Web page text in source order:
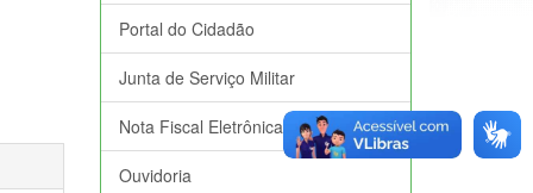
Portal do Cidadão
Junta de Serviço Militar
Nota Fiscal Eletrônica
Ouvidoria